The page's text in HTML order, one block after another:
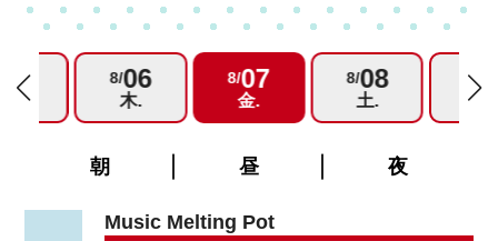
05
水.
8/06
木.
8/07
金.
8/08
土.
8/
日.
朝 昼 夜
Music Melting Pot